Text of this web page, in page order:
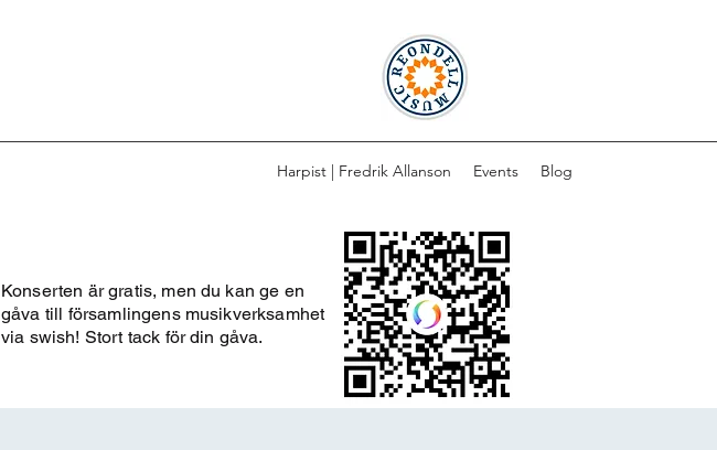
Harpist | Fredrik Allanson Events Blog
Konserten är gratis, men du kan ge en
gåva till församlingens musikverksamhet
via swish! Stort tack för din gåva.